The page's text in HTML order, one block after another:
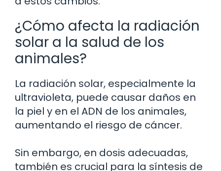
¿Cómo afecta la radiación
solar a la salud de los
animales?
La radiación solar, especialmente la
ultravioleta, puede causar daños en
la piel y en el ADN de los animales,
aumentando el riesgo de cáncer.
Sin embargo, en dosis adecuadas,
también es crucial para la síntesis de